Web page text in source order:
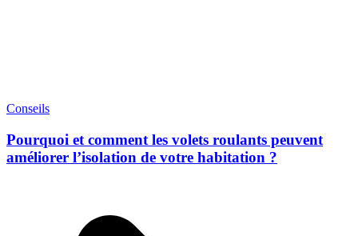
Conseils
Pourquoi et comment les volets roulants peuvent
améliorer l’isolation de votre habitation ?